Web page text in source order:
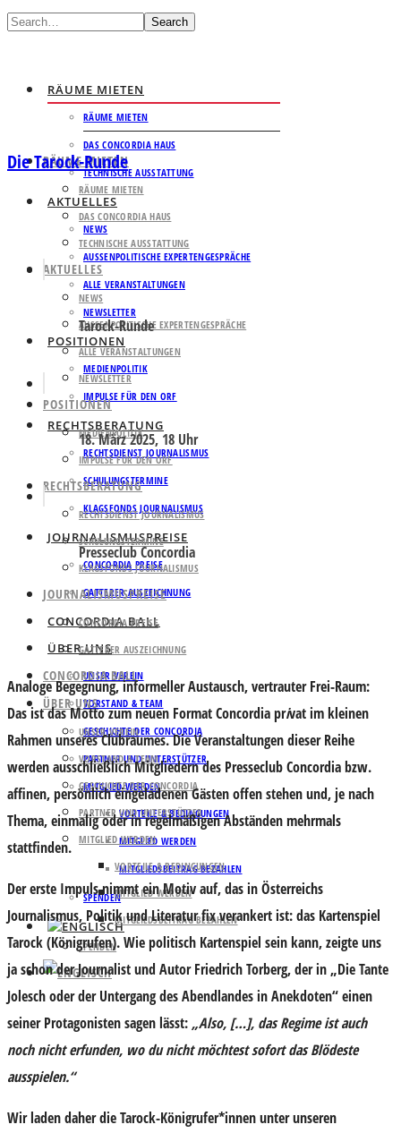
Search
RÄUME MIETEN
RÄUME MIETEN
DAS CONCORDIA HAUS
TECHNISCHE AUSSTATTUNG
AKTUELLES
NEWS
AUSSENPOLITISCHE EXPERTENGESPRÄCHE
ALLE VERANSTALTUNGEN
NEWSLETTER
POSITIONEN
MEDIENPOLITIK
IMPULSE FÜR DEN ORF
RECHTSBERATUNG
RECHTSDIENST JOURNALISMUS
SCHULUNGSTERMINE
KLAGSFONDS JOURNALISMUS
JOURNALISMUSPREISE
CONCORDIA PREISE
GATTERER AUSZEICHNUNG
CONCORDIA BALL
ÜBER UNS
UNSER VEREIN
VORSTAND & TEAM
GESCHICHTE DER CONCORDIA
PARTNER UND UNTERSTÜTZER
MITGLIED WERDEN
VORTEILE & BEDINGUNGEN
MITGLIED WERDEN
MITGLIEDSBEITRAG BEZAHLEN
SPENDEN
RÄUME MIETEN
RÄUME MIETEN
DAS CONCORDIA HAUS
TECHNISCHE AUSSTATTUNG
AKTUELLES
NEWS
AUSSENPOLITISCHE EXPERTENGESPRÄCHE
ALLE VERANSTALTUNGEN
NEWSLETTER
POSITIONEN
MEDIENPOLITIK
IMPULSE FÜR DEN ORF
RECHTSBERATUNG
RECHTSDIENST JOURNALISMUS
SCHULUNGSTERMINE
KLAGSFONDS JOURNALISMUS
JOURNALISMUSPREISE
CONCORDIA PREISE
GATTERER AUSZEICHNUNG
CONCORDIA BALL
ÜBER UNS
UNSER VEREIN
VORSTAND & TEAM
GESCHICHTE DER CONCORDIA
PARTNER UND UNTERSTÜTZER
MITGLIED WERDEN
VORTEILE & BEDINGUNGEN
MITGLIED WERDEN
MITGLIEDSBEITRAG BEZAHLEN
SPENDEN
Die Tarock-Runde
Tarock-Runde
18. März 2025, 18 Uhr
Presseclub Concordia
Analoge Begegnung, informeller Austausch, vertrauter Frei-Raum:
Das ist das Motto zum neuen FormatConcordia privat im kleinen
Rahmen unseres Clubraumes. Die Veranstaltungen dieser Reihe
werden ausschließlich Mitgliedern des Presseclub Concordia bzw.
affinen, persönlich eingeladenen Gästen offen stehen und, je nach
Thema, einmalig oder in regelmäßigen Abständen mehrmals
stattfinden.
Der erste Impuls nimmt ein Motiv auf, das in Österreichs
Journalismus, Politik und Literatur fix verankert ist: das Kartenspiel
Tarock (Königrufen). Wie politisch Kartenspiel sein kann, zeigte uns
ja schon der Journalist und Autor Friedrich Torberg, der in „Die Tante
Jolesch oder der Untergang des Abendlandes in Anekdoten“ einen
seiner Protagonisten sagen lässt: „Also, […], das Regime ist auch
noch nicht erfunden, wo du nicht möchtest sofort das Blödeste
ausspielen.“
Wir laden daher die Tarock-Königrufer*innen unter unseren